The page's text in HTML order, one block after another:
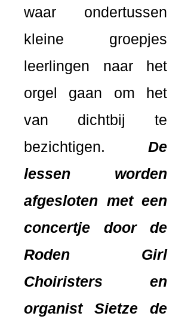
waar ondertussen
kleine groepjes
leerlingen naar het
orgel gaan om het
van dichtbij te
bezichtigen. De
lessen worden
afgesloten met een
concertje door de
Roden Girl
Choiristers en
organist Sietze de